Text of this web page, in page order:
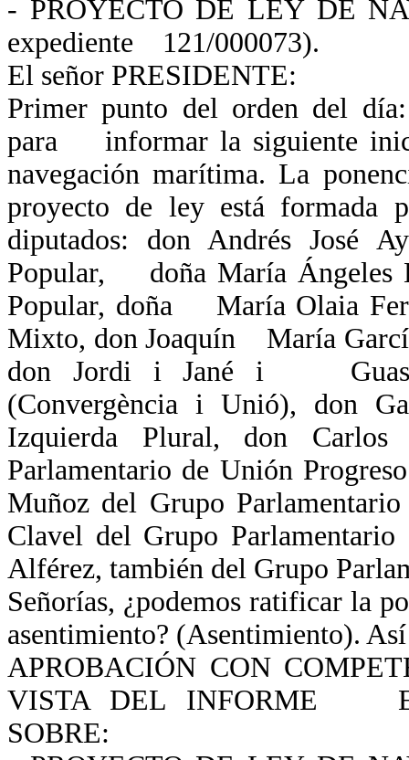
- PROYECTO DE LEY DE
expediente 121/000073).
El señor PRESIDENTE:
Primer punto del orden del
para informar la siguiente
navegación marítima. La
proyecto de ley está formada
diputados: don Andrés José
Popular, doña María Ángeles
Popular, doña María Olaia
Mixto, don Joaquín María
don Jordi i Jané i Guasch
(Convergència i Unió), don
Izquierda Plural, don
Parlamentario de Unión
Muñoz del Grupo
Clavel del Grupo
Alférez, también del Grupo
Señorías, ¿podemos ratificar la
asentimiento? (Asentimiento).
APROBACIÓN CON
VISTA DEL INFORME
SOBRE: